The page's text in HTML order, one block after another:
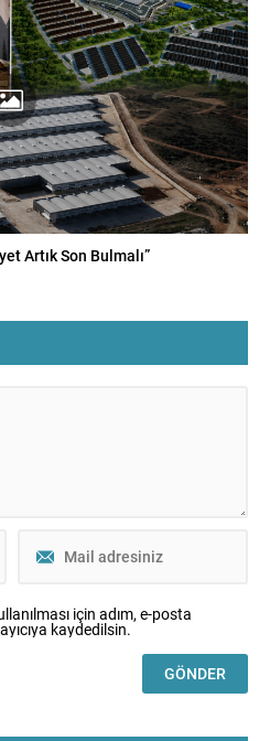
Artık Son Bulmalı”
için adım, e-posta
kaydedilsin.